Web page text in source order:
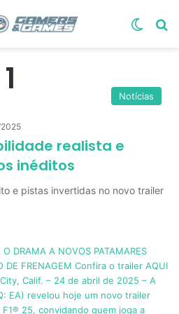
Notícias
realista e
inéditos
e pistas invertidas no novo trailer